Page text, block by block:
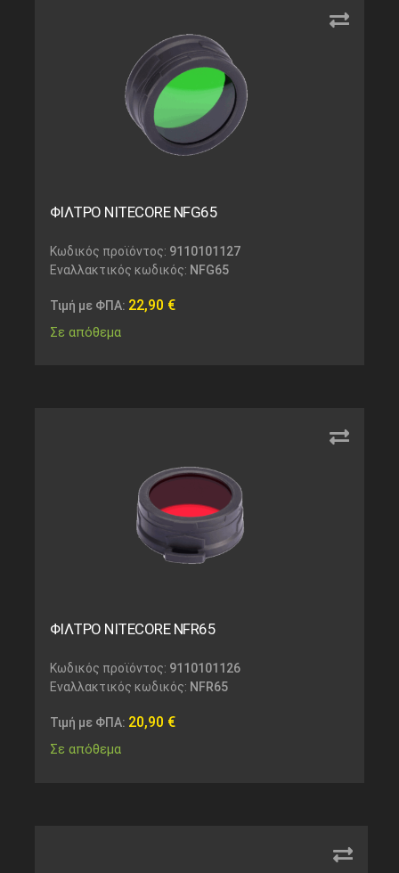
ΦΙΛΤΡΟ NITECORE NFG65
Κωδικός προϊόντος: 9110101127
Εναλλακτικός κωδικός: NFG65
Τιμή με ΦΠΑ: 22,90 €
Σε απόθεμα
ΦΙΛΤΡΟ NITECORE NFR65
Κωδικός προϊόντος: 9110101126
Εναλλακτικός κωδικός: NFR65
Τιμή με ΦΠΑ: 20,90 €
Σε απόθεμα